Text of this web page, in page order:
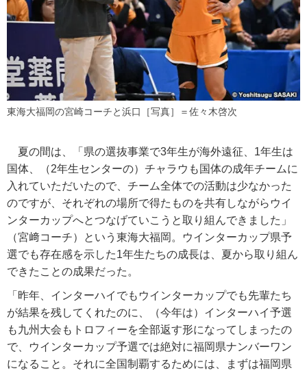
東海大福岡の宮崎コーチと浜口［写真］＝佐々木啓次
夏の間は、「県の選抜事業で3年生が海外遠征、1年生は
国体、（2年生センターの）チャラウも国体の成年チームに
入れていただいたので、チーム全体での活動は少なかった
のですが、それぞれの場所で得たものを共有しながらウイ
ンターカップへとつなげていこうと取り組んできました」
（宮﨑コーチ）という東海大福岡。ウインターカップ県予
選でも存在感を示した1年生たちの成長は、夏から取り組ん
できたことの成果だった。
「昨年、インターハイでもウインターカップでも先輩たち
が結果を残してくれたのに、（今年は）インターハイ予選
も九州大会もトロフィーを全部返す形になってしまったの
で、ウインターカップ予選では絶対に福岡県ナンバーワン
になること。それに全国制覇するためには、まずは福岡県